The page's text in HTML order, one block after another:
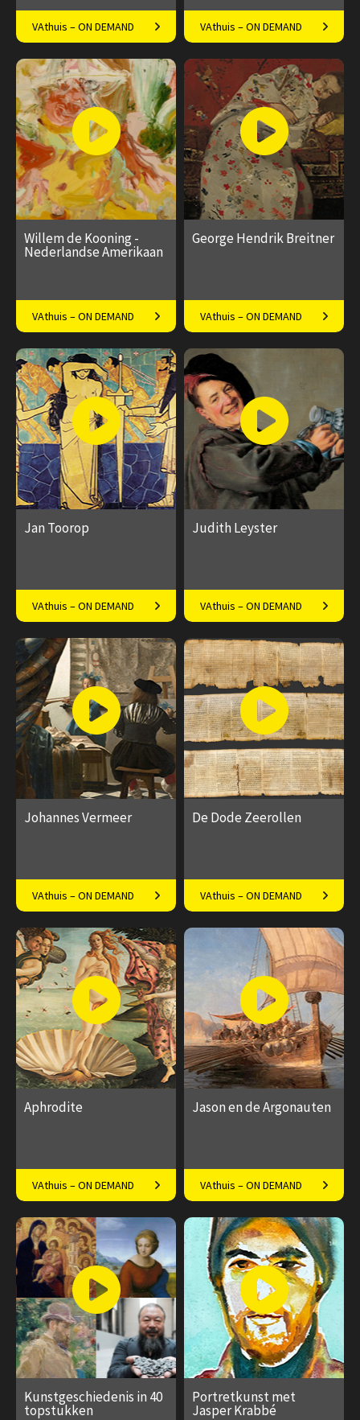
€ 17.50
4
afleveringen
Speeltijd 1 uur
VAthuis – ON DEMAND
€ 17.50
4
afleveringen
Speeltijd 1 uur
VAthuis – ON DEMAND
Willem de Kooning -
Nederlandse Amerikaan
€ 17.50
4
afleveringen
Speeltijd 1 uur
VAthuis – ON DEMAND
George Hendrik Breitner
€ 17.50
Speeltijd 1 uur
VAthuis – ON DEMAND
Jan Toorop
€ 17.50
4
afleveringen
Speeltijd 1 uur
VAthuis – ON DEMAND
Judith Leyster
€ 17.50
4
afleveringen
Speeltijd 1 uur
VAthuis – ON DEMAND
Johannes Vermeer
€ 17.50
4
afleveringen
Speeltijd 1 uur
VAthuis – ON DEMAND
De Dode Zeerollen
4
afleveringen
Speeltijd 1 uur
VAthuis – ON DEMAND
Aphrodite
€ 17.50
afleveringen
Speeltijd 1 uur
VAthuis – ON DEMAND
Jason en de Argonauten
€ 17.50
4
afleveringen
Speeltijd 1 uur
VAthuis – ON DEMAND
Kunstgeschiedenis in 40
topstukken
Portretkunst met
Jasper Krabbé